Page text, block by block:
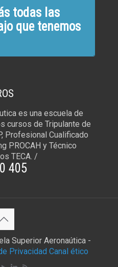
todas las
que tenemos
es una escuela de
cursos de Tripulante de
Profesional Cualificado
PROCAH y Técnico
TECA. /
405
Superior Aeronaútica -
Privacidad Canal ético